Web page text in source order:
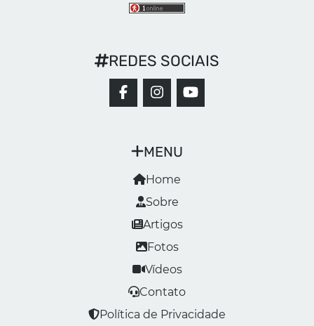
MENU
Home
Sobre
Artigos
Fotos
Vídeos
Contato
Política de Privacidade
REDES SOCIAIS